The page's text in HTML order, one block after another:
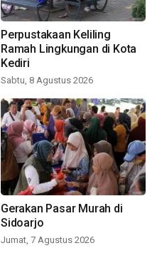
Perpustakaan Keliling
Ramah Lingkungan di Kota
Kediri
Sabtu, 8 Agustus 2026
Gerakan Pasar Murah di
Sidoarjo
Jumat, 7 Agustus 2026